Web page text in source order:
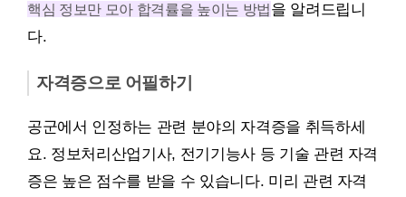
핵심 정보만 모아 합격률을 높이는 방법을 알려드립니
다.
자격증으로 어필하기
공군에서 인정하는 관련 분야의 자격증을 취득하세
요. 정보처리산업기사, 전기기능사 등 기술 관련 자격
증은 높은 점수를 받을 수 있습니다. 미리 관련 자격